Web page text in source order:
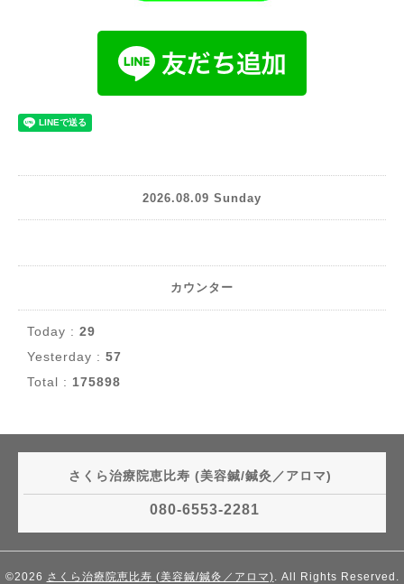
2026.08.09 Sunday
カウンター
Today : 29
Yesterday : 57
Total : 175898
さくら治療院恵比寿 (美容鍼/鍼灸／アロマ)
080-6553-2281
©2026 さくら治療院恵比寿 (美容鍼/鍼灸／アロマ). All Rights Reserved.